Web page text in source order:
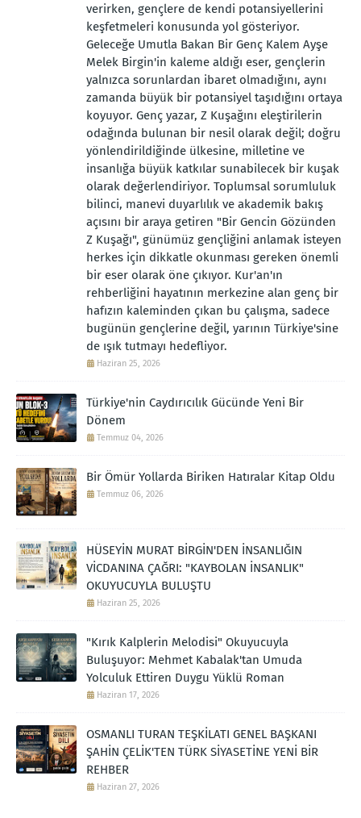
verirken, gençlere de kendi potansiyellerini
keşfetmeleri konusunda yol gösteriyor.
Geleceğe Umutla Bakan Bir Genç Kalem Ayşe
Melek Birgin'in kaleme aldığı eser, gençlerin
yalnızca sorunlardan ibaret olmadığını, aynı
zamanda büyük bir potansiyel taşıdığını ortaya
koyuyor. Genç yazar, Z Kuşağını eleştirilerin
odağında bulunan bir nesil olarak değil; doğru
yönlendirildiğinde ülkesine, milletine ve
insanlığa büyük katkılar sunabilecek bir kuşak
olarak değerlendiriyor. Toplumsal sorumluluk
bilinci, manevi duyarlılık ve akademik bakış
açısını bir araya getiren "Bir Gencin Gözünden
Z Kuşağı", günümüz gençliğini anlamak isteyen
herkes için dikkatle okunması gereken önemli
bir eser olarak öne çıkıyor. Kur'an'ın
rehberliğini hayatının merkezine alan genç bir
hafızın kaleminden çıkan bu çalışma, sadece
bugünün gençlerine değil, yarının Türkiye'sine
de ışık tutmayı hedefliyor.
Haziran 25, 2026
Türkiye'nin Caydırıcılık Gücünde Yeni Bir
Dönem
Temmuz 04, 2026
Bir Ömür Yollarda Biriken Hatıralar Kitap Oldu
Temmuz 06, 2026
HÜSEYİN MURAT BİRGİN'DEN İNSANLIĞIN
VİCDANINA ÇAĞRI: "KAYBOLAN İNSANLIK"
OKUYUCUYLA BULUŞTU
Haziran 25, 2026
"Kırık Kalplerin Melodisi" Okuyucuyla
Buluşuyor: Mehmet Kabalak'tan Umuda
Yolculuk Ettiren Duygu Yüklü Roman
Haziran 17, 2026
OSMANLI TURAN TEŞKİLATI GENEL BAŞKANI
ŞAHİN ÇELİK'TEN TÜRK SİYASETİNE YENİ BİR
REHBER
Haziran 27, 2026